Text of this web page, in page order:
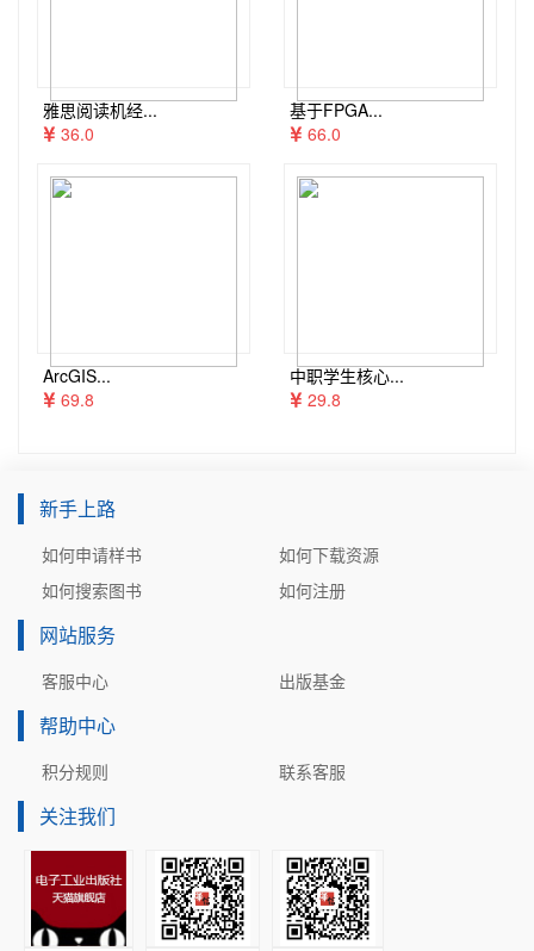
雅思阅读机经...
36.0
ArcGIS...
69.8
基于FPGA...
66.0
中职学生核心...
29.8
新手上路
如何申请样书
如何下载资源
如何搜索图书
如何注册
网站服务
客服中心 出版基金
帮助中心
积分规则 联系客服
关注我们